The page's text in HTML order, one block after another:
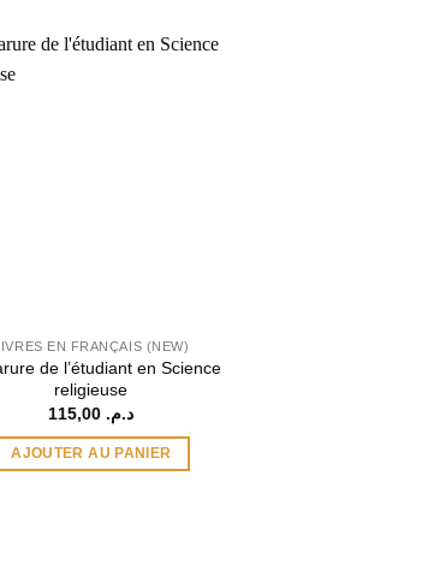
EN FRANÇAIS (NEW)
de l’étudiant en Science
religieuse
د.م.
AJOUTER AU PANIER